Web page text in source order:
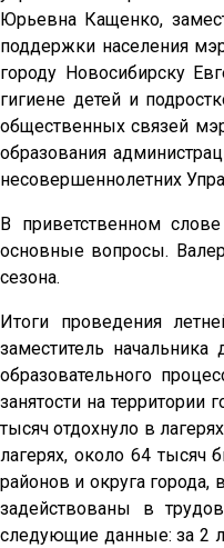
Юрьевна Кащенко,
поддержки населения
городу Новосибирску
гигиене детей и
общественных связей
образования
несовершеннолетних
В приветственном
основные вопросы.
сезона.
Итоги проведения
заместитель
образовательного
занятости на
тысяч отдохнуло в
лагерях, около 64 тысяч
районов и округа города,
задействованы в
следующие данные: за 2